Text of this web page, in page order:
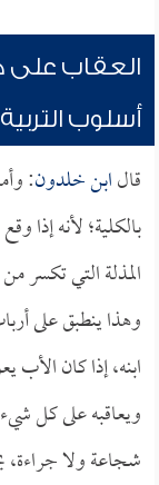
العقاب
أسلوب التربية
قالابن خلدون:
بالكلية؛ لأنه إذا
المذلة التي تكسر
وهذا ينطبق على
ابنه، إذا كان الأب
ويعاقبه على كل
شجاعة ولا